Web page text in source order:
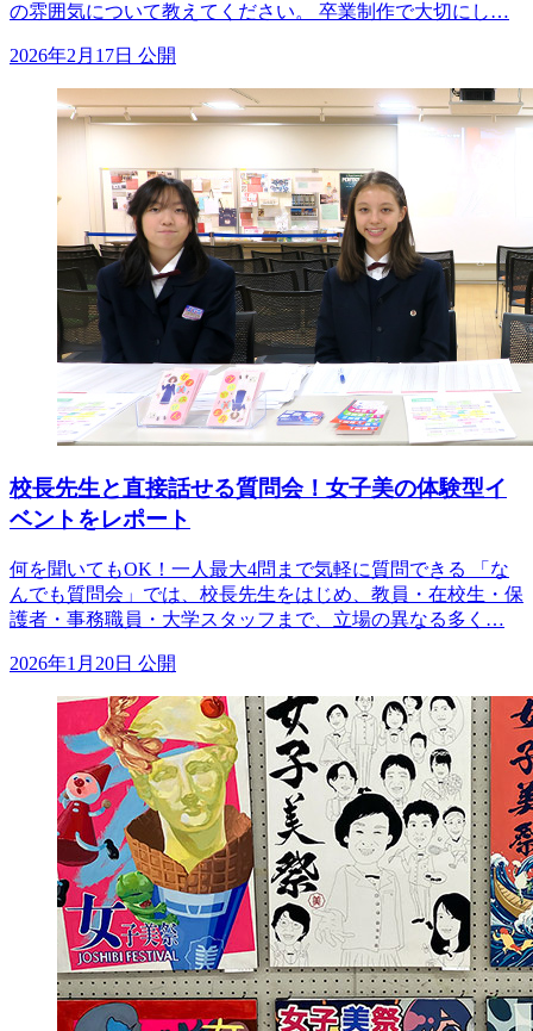
の雰囲気について教えてください。 卒業制作で大切にし…
2026年2月17日 公開
校長先生と直接話せる質問会！女子美の体験型イ
ベントをレポート
何を聞いてもOK！一人最大4問まで気軽に質問できる 「な
んでも質問会」では、校長先生をはじめ、教員・在校生・保
護者・事務職員・大学スタッフまで、立場の異なる多く…
2026年1月20日 公開